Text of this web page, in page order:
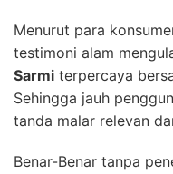
Menurut para
testimoni alam
Sarmi terpercaya
Sehingga jauh
tanda malar relevan
Benar-Benar tanpa